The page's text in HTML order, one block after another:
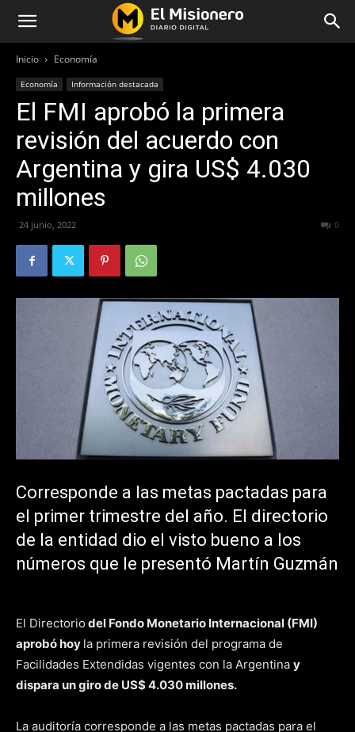
Inicio Economía
Economía Información destacada
El FMI aprobó la primera
revisión del acuerdo con
Argentina y gira US$ 4.030
millones
24 junio, 2022 0
Corresponde a las metas pactadas para
el primer trimestre del año. El directorio
de la entidad dio el visto bueno a los
números que le presentó Martín Guzmán
El Directorio del Fondo Monetario Internacional (FMI)
aprobó hoy la primera revisión del programa de
Facilidades Extendidas vigentes con la Argentina y
dispara un giro de US$ 4.030 millones.
La auditoría corresponde a las metas pactadas para el